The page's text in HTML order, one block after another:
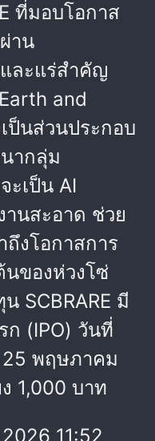
ที่มอบโอกาส
าน
ละแร่สำคัญ
and
ป็นส่วนประกอบ
ากลุ่ม
ะเป็น AI
นสะอาด ช่วย
งโอกาสการ
นของห่วงโซ่
SCBRARE มี
ก (IPO) วันที่
พฤษภาคม
1,000 บาท
11:52